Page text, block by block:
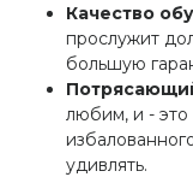
Качество
прослужит
большую
любим, и - это
удивлять.